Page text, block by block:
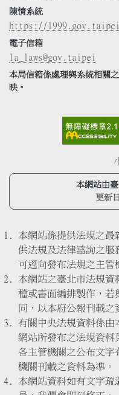
陳情系統
https://1999.gov.taipei
電子信箱
la_laws@gov.taipei
本局信箱係處理與系統相關
映。
本網站由
更新
本網站係提供法規之最
供法規及法律諮詢之服
可逕向發布法規之主管
本網站之臺北市法規資
檔或書面編排製作，若
同，以本府公報刊載之
有關中央法規資料係由
網站所發布之法規資料
各主管機關之公布文字
機關刊載之資料為準。
本網站資料如有文字疏